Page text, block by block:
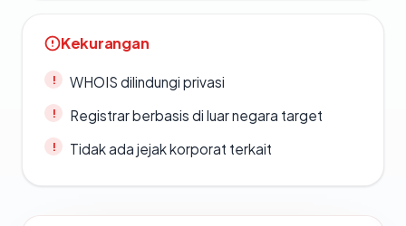
Kekurangan
WHOIS dilindungi privasi
Registrar berbasis di luar negara target
Tidak ada jejak korporat terkait